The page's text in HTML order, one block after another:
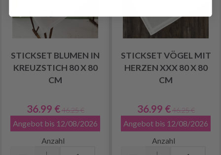
STICKSET BLUMEN IN
KREUZSTICH 80 X 80
CM
36.99 € 46.25 €
Angebot bis 12/08/2026
Anzahl
STICKSET VÖGEL MIT
HERZEN XXX 80 X 80
CM
36.99 € 46.25 €
Angebot bis 12/08/2026
Anzahl